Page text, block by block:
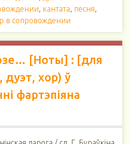
, кантата, песня,
в сопровождении
[Ноты] : [для
дуэт, хор) ў
фартэпіяна